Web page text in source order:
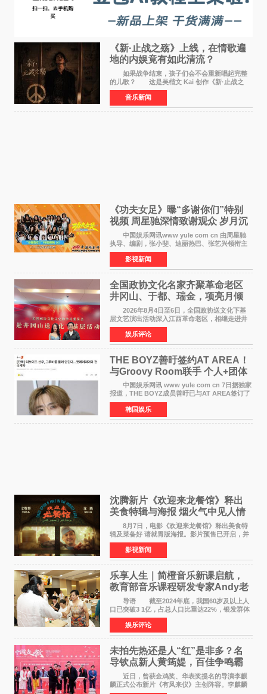
《新·止战之殇》上线，在情歌遍
地的内娱竟有如此清流？
如果战争结束，孩子们会不会重新唱起完整
的儿歌？ 这是吴楷文 Kai 创作《新·止战之
殇》时最初的想法。 从伊朗相关冲突引发的
地区局势，到世界各地仍在发生的动荡与不安，
战争从来不只
音乐新闻
《功夫女足》曝“多谢你们”特别
视频 周星驰深情致谢观众 岁月沉
淀不灭初心
中国娱乐网讯www yule com cn 由周星驰
执导、编剧，张小斐、迪丽热巴、张艺兴领衔主
演，刘嘉玲、佐藤健特别出演，艾米、雪野、蔡
思贝、胡予安、倪好特别介绍的喜剧电影《功夫
女足》释出多谢你
影视新闻
全国政协文化名家齐聚革命老区
井冈山、于都、瑞金，项亮月倾
情献唱《桃花谣》致敬红色沃土
2026年8月4日至6日，全国政协送文化下基
层文艺演出活动深入江西革命老区，相继走进井
冈山、于都长征出发地、瑞金三地。由全国政协
文化文史和学习委员会副主任、甘肃省政协原主
席欧阳坚率团，一
娱乐评论
THE BOYZ善旴签约AT AREA！
与Groovy Room联手 个人+团体
活动并行
中国娱乐网讯 www yule com cn 7日据独家
报道，THE BOYZ成员善旴已与AT AREA签订了
专属合约。AT AREA是由知名制作人组合
Groovy Room创立的hip-hop厂牌，旗下拥有多
位实力派音乐人，在韩
韩国娱乐
沈腾新片《欢迎来龙餐馆》释出
美食特辑与海报 烟火气中见人情
温暖
8月7日，电影《欢迎来龙餐馆》释出美食特
辑及菜备好 请就胃版海报。影片预售已开启，并
将于8月8日至10日14:00-21:00举行全国超前点
映。电影《欢迎来龙餐馆》作为战争美食喜剧大
片，讲述了中国
影视新闻
乐享人生｜简橙音乐新课启航，
教育部音乐课程研发专家Andy老
师重磅入驻领航银龄琴声
导语 截至2024年底，我国60岁及以上人
口已突破3 1亿，占总人口比重达22%，银发群体
的精神文化需求日益凸显。2024年1月，国务院办
公厅印发《关于发展银发经济增进老年人福祉的
意见》——这是
娱乐评论
未拍先热还是人“红”是非多？名
导钦点新人黄筠媞，百佳争鸣霸
气回应
近日，曾获金鸡奖、华表奖提名的导演李麒
麟正式公布新片《有凤来仪》主创阵容。李麒麟